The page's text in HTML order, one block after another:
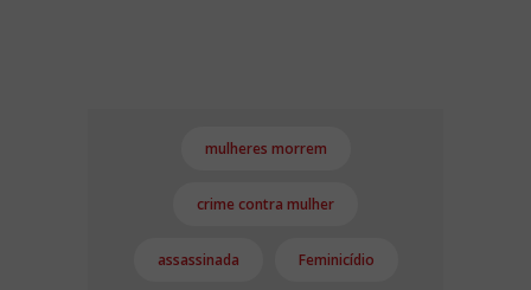
mulheres morrem
crime contra mulher
assassinada Feminicídio